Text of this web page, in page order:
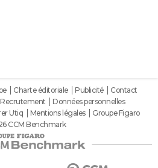
le crossover de super-héros a-
post-générique à la fin du
?
les scènes post-
casting, bande-
Charte éditoriale Publicité
Contact
Recrutement
Données personnelles
Utiq Mentions légales
Groupe Figaro
CCM Benchmark